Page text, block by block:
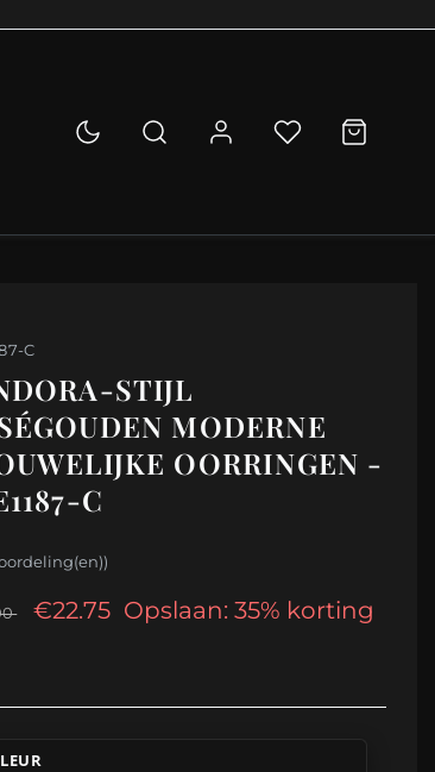
C
STIJL
MODERNE
OORRINGEN -
C
€22.75 Opslaan: 35% korting